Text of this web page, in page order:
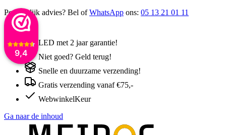
9,4
Persoonlijk advies? Bel ofWhatsApp ons: 05 13 21 01 11
LED met 2 jaar garantie!
Niet goed? Geld terug!
Snelle en duurzame verzending!
Gratis verzending vanaf €75,-
WebwinkelKeur
Ga naar de inhoud